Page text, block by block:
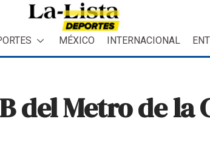
MÉXICO INTERNACIONAL
del Metro de la